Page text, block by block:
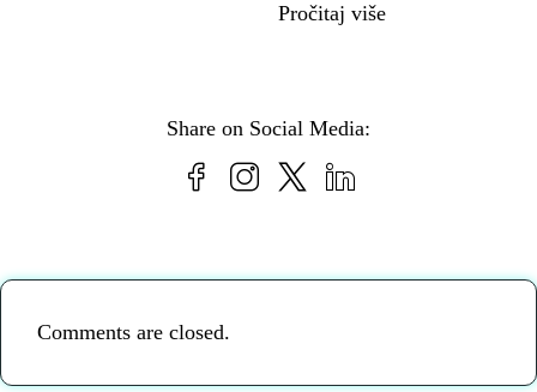
Pročitaj više
Share on Social Media:
Comments are closed.